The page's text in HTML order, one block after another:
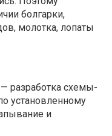
болгарки,
молотка, лопаты
разработка схемы-
установленному
и